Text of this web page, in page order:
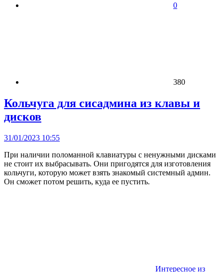
0
380
Кольчуга для сисадмина из клавы и
дисков
31/01/2023 10:55
При наличии поломанной клавиатуры с ненужными дисками
не стоит их выбрасывать. Они пригодятся для изготовления
кольчуги, которую может взять знакомый системный админ.
Он сможет потом решить, куда ее пустить.
Интересное из